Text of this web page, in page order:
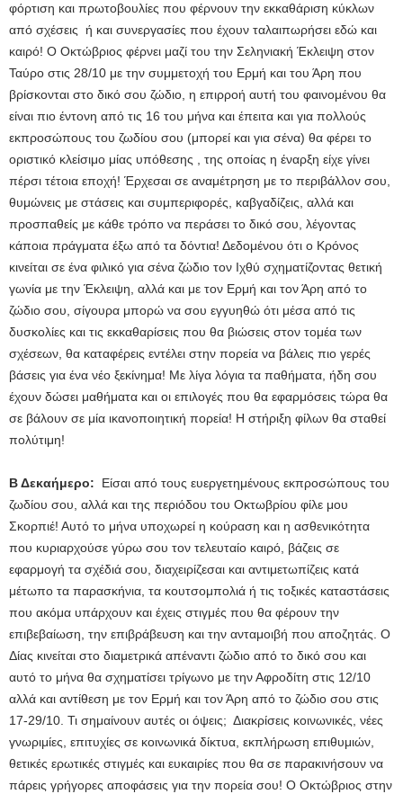
φόρτιση και πρωτοβουλίες που φέρνουν την εκκαθάριση κύκλων
από σχέσεις ή και συνεργασίες που έχουν ταλαιπωρήσει εδώ και
καιρό! Ο Οκτώβριος φέρνει μαζί του την Σεληνιακή Έκλειψη στον
Ταύρο στις 28/10 με την συμμετοχή του Ερμή και του Άρη που
βρίσκονται στο δικό σου ζώδιο, η επιρροή αυτή του φαινομένου θα
είναι πιο έντονη από τις 16 του μήνα και έπειτα και για πολλούς
εκπροσώπους του ζωδίου σου (μπορεί και για σένα) θα φέρει το
οριστικό κλείσιμο μίας υπόθεσης , της οποίας η έναρξη είχε γίνει
πέρσι τέτοια εποχή! Έρχεσαι σε αναμέτρηση με το περιβάλλον σου,
θυμώνεις με στάσεις και συμπεριφορές, καβγαδίζεις, αλλά και
προσπαθείς με κάθε τρόπο να περάσει το δικό σου, λέγοντας
κάποια πράγματα έξω από τα δόντια! Δεδομένου ότι ο Κρόνος
κινείται σε ένα φιλικό για σένα ζώδιο τον Ιχθύ σχηματίζοντας θετική
γωνία με την Έκλειψη, αλλά και με τον Ερμή και τον Άρη από το
ζώδιο σου, σίγουρα μπορώ να σου εγγυηθώ ότι μέσα από τις
δυσκολίες και τις εκκαθαρίσεις που θα βιώσεις στον τομέα των
σχέσεων, θα καταφέρεις εντέλει στην πορεία να βάλεις πιο γερές
βάσεις για ένα νέο ξεκίνημα! Με λίγα λόγια τα παθήματα, ήδη σου
έχουν δώσει μαθήματα και οι επιλογές που θα εφαρμόσεις τώρα θα
σε βάλουν σε μία ικανοποιητική πορεία! Η στήριξη φίλων θα σταθεί
πολύτιμη!
Β Δεκαήμερο:
Είσαι από τους ευεργετημένους εκπροσώπους του
ζωδίου σου, αλλά και της περιόδου του Οκτωβρίου φίλε μου
Σκορπιέ! Αυτό το μήνα υποχωρεί η κούραση και η ασθενικότητα
που κυριαρχούσε γύρω σου τον τελευταίο καιρό, βάζεις σε
εφαρμογή τα σχέδιά σου, διαχειρίζεσαι και αντιμετωπίζεις κατά
μέτωπο τα παρασκήνια, τα κουτσομπολιά ή τις τοξικές καταστάσεις
που ακόμα υπάρχουν και έχεις στιγμές που θα φέρουν την
επιβεβαίωση, την επιβράβευση και την ανταμοιβή που αποζητάς. Ο
Δίας κινείται στο διαμετρικά απέναντι ζώδιο από το δικό σου και
αυτό το μήνα θα σχηματίσει τρίγωνο με την Αφροδίτη στις 12/10
αλλά και αντίθεση με τον Ερμή και τον Άρη από το ζώδιο σου στις
17-29/10. Τι σημαίνουν αυτές οι όψεις; Διακρίσεις κοινωνικές, νέες
γνωριμίες, επιτυχίες σε κοινωνικά δίκτυα, εκπλήρωση επιθυμιών,
θετικές ερωτικές στιγμές και ευκαιρίες που θα σε παρακινήσουν να
πάρεις γρήγορες αποφάσεις για την πορεία σου! Ο Οκτώβριος στην